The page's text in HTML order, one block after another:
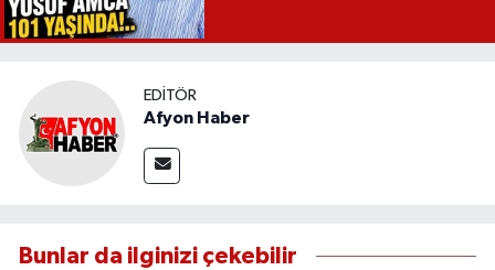
EDITÖR
Afyon Haber
Bunlar da ilginizi çekebilir